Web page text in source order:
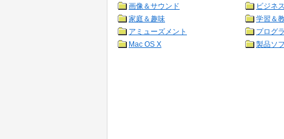
画像＆サウンド
ビジネス
家庭＆趣味
学習＆
アミューズメント
プログ
Mac OS X
製品ソ